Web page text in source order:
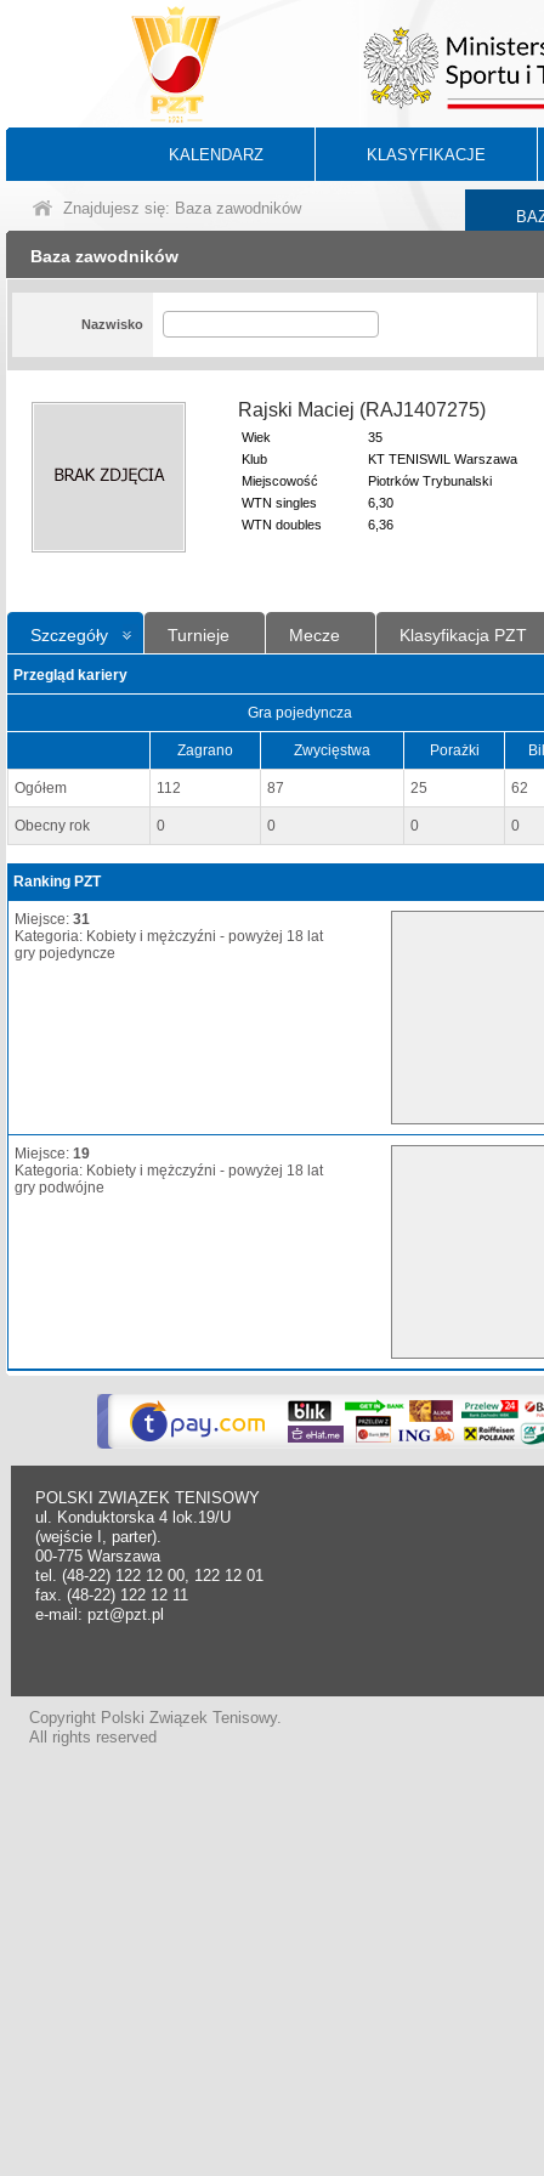
KALENDARZ KLASYFIKACJE
Znajdujesz się: Baza zawodników
Baza zawodników
Nazwisko
Rajski Maciej (RAJ1407275)
Wiek
35
Klub
KT TENISWIL Warszawa
Miejscowość
Piotrków Trybunalski
WTN singles
6,30
WTN doubles
6,36
Szczegóły Turnieje Mecze Klasyfikacja PZT
Przegląd kariery
Gra pojedyncza
Zagrano Zwycięstwa Porażki
Ogółem 112 87 25 62
Obecny rok 0 0 0 0
Ranking PZT
Miejsce: 31
Kategoria: Kobiety i mężczyźni - powyżej 18 lat
gry pojedyncze
Miejsce: 19
Kategoria: Kobiety i mężczyźni - powyżej 18 lat
gry podwójne
POLSKI ZWIĄZEK TENISOWY
ul. Konduktorska 4 lok.19/U
(wejście I, parter).
00-775 Warszawa
tel. (48-22) 122 12 00, 122 12 01
fax. (48-22) 122 12 11
e-mail: pzt@pzt.pl
Copyright Polski Związek Tenisowy.
All rights reserved